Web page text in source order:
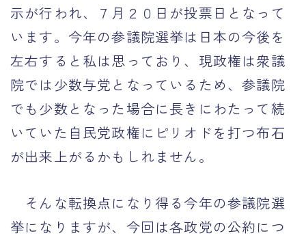
示が行われ、７月２０日が投票日となって
います。今年の参議院選挙は日本の今後を
左右すると私は思っており、現政権は衆議
院では少数与党となっているため、参議院
でも少数となった場合に長きにわたって続
いていた自民党政権にピリオドを打つ布石
が出来上がるかもしれません。
そんな転換点になり得る今年の参議院選
挙になりますが、今回は各政党の公約につ